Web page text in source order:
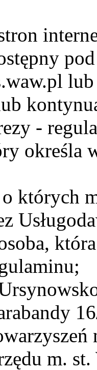
lub
-
określa
o których
m.